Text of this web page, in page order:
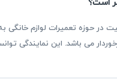
با سابقه بیش از ۳۰ سال فعالیت در
می باشد. این